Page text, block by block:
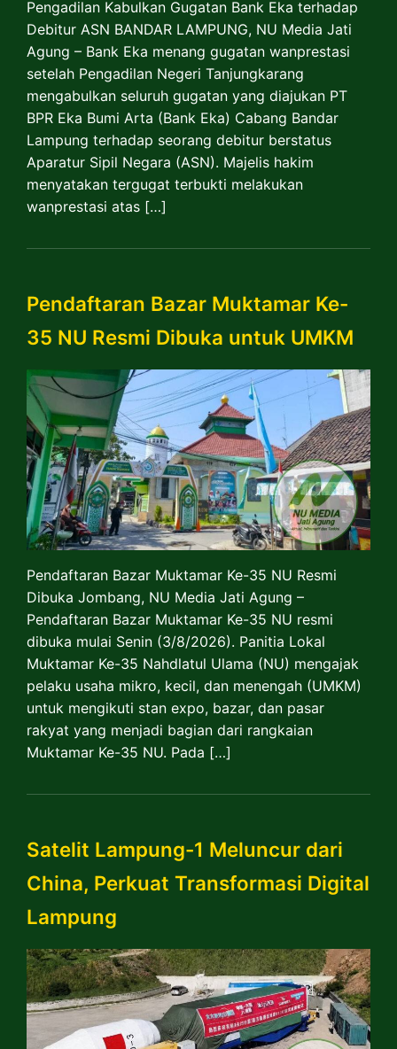
Pengadilan Kabulkan Gugatan Bank Eka terhadap
Debitur ASN BANDAR LAMPUNG, NU Media Jati
Agung – Bank Eka menang gugatan wanprestasi
setelah Pengadilan Negeri Tanjungkarang
mengabulkan seluruh gugatan yang diajukan PT
BPR Eka Bumi Arta (Bank Eka) Cabang Bandar
Lampung terhadap seorang debitur berstatus
Aparatur Sipil Negara (ASN). Majelis hakim
menyatakan tergugat terbukti melakukan
wanprestasi atas […]
Pendaftaran Bazar Muktamar Ke-
35 NU Resmi Dibuka untuk UMKM
Pendaftaran Bazar Muktamar Ke-35 NU Resmi
Dibuka Jombang, NU Media Jati Agung –
Pendaftaran Bazar Muktamar Ke-35 NU resmi
dibuka mulai Senin (3/8/2026). Panitia Lokal
Muktamar Ke-35 Nahdlatul Ulama (NU) mengajak
pelaku usaha mikro, kecil, dan menengah (UMKM)
untuk mengikuti stan expo, bazar, dan pasar
rakyat yang menjadi bagian dari rangkaian
Muktamar Ke-35 NU. Pada […]
Satelit Lampung-1 Meluncur dari
China, Perkuat Transformasi Digital
Lampung